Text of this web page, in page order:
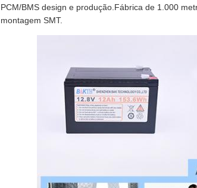
PCM/BMS design e produção.Fábrica de 1.000
montagem SMT.